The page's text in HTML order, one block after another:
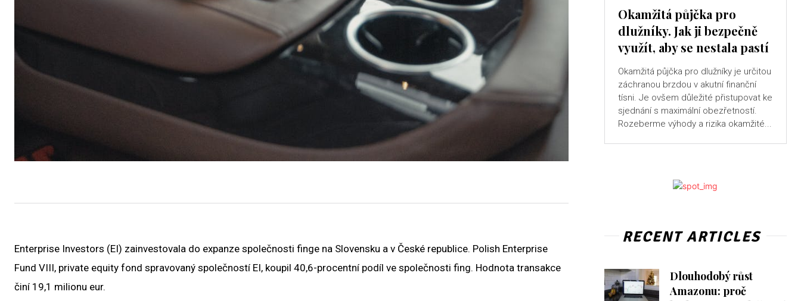
Enterprise Investors (EI) zainvestovala do expanze společnosti finge na Slovensku a v České republice. Polish Enterprise
Fund VIII, private equity fond spravovaný společností EI, koupil 40,6-procentní podíl ve společnosti fing. Hodnota transakce
činí 19,1 milionu eur.
Okamžitá půjčka pro
dlužníky. Jak ji bezpečně
využít, aby se nestala pastí
Okamžitá půjčka pro dlužníky je určitou
záchranou brzdou v akutní finanční
tísni. Je ovšem důležité přistupovat ke
sjednání s maximální obezřetností.
Rozeberme výhody a rizika okamžité...
RECENT ARTICLES
Dlouhodobý růst
Amazonu: proč